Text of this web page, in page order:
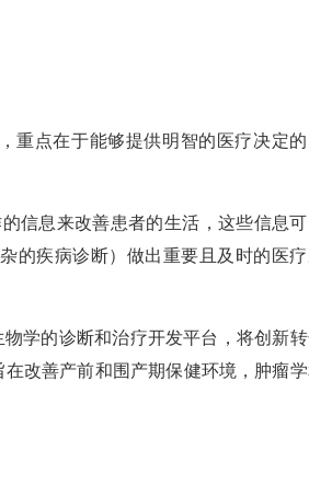
重点在于能够提供明智的医疗决定
信息来改善患者的生活，这些信息
的疾病诊断）做出重要且及时的医
学的诊断和治疗开发平台，将创新
改善产前和围产期保健环境，肿瘤